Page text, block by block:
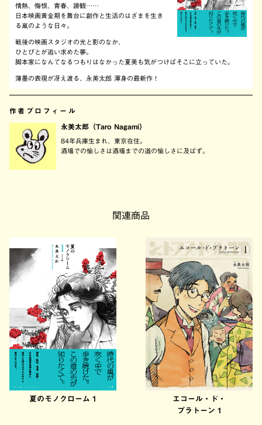
情熱、悔恨、青春、諦観……
日本映画黄金期を舞台に創作と生活のはざまを生き
る嵐のような日々。
戦後の映画スタジオの光と影のなか、
ひとびとが追い求めた夢。
脚本家になんてなるつもりはなかった夏美も気がつけばそこに立っていた。
薄墨の表現が冴え渡る、永美太郎 渾身の最新作！
作者プロフィール
永美太郎（Taro Nagami）
84年兵庫生まれ、東京在住。
酒場での愉しさは酒場までの道の愉しさに及ばず。
関連商品
夏のモノクローム 1
エコール・ド・
プラトーン 1